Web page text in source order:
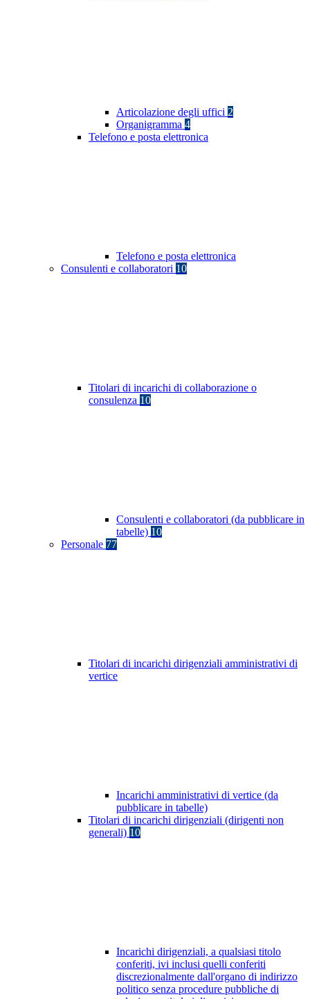
Articolazione degli uffici 2
Organigramma 4
Telefono e posta elettronica
Telefono e posta elettronica
Consulenti e collaboratori 10
Titolari di incarichi di collaborazione o
consulenza 10
Consulenti e collaboratori (da pubblicare in
tabelle) 10
Personale 77
Titolari di incarichi dirigenziali amministrativi di
vertice
Incarichi amministrativi di vertice (da
pubblicare in tabelle)
Titolari di incarichi dirigenziali (dirigenti non
generali) 10
Incarichi dirigenziali, a qualsiasi titolo
conferiti, ivi inclusi quelli conferiti
discrezionalmente dall'organo di indirizzo
politico senza procedure pubbliche di